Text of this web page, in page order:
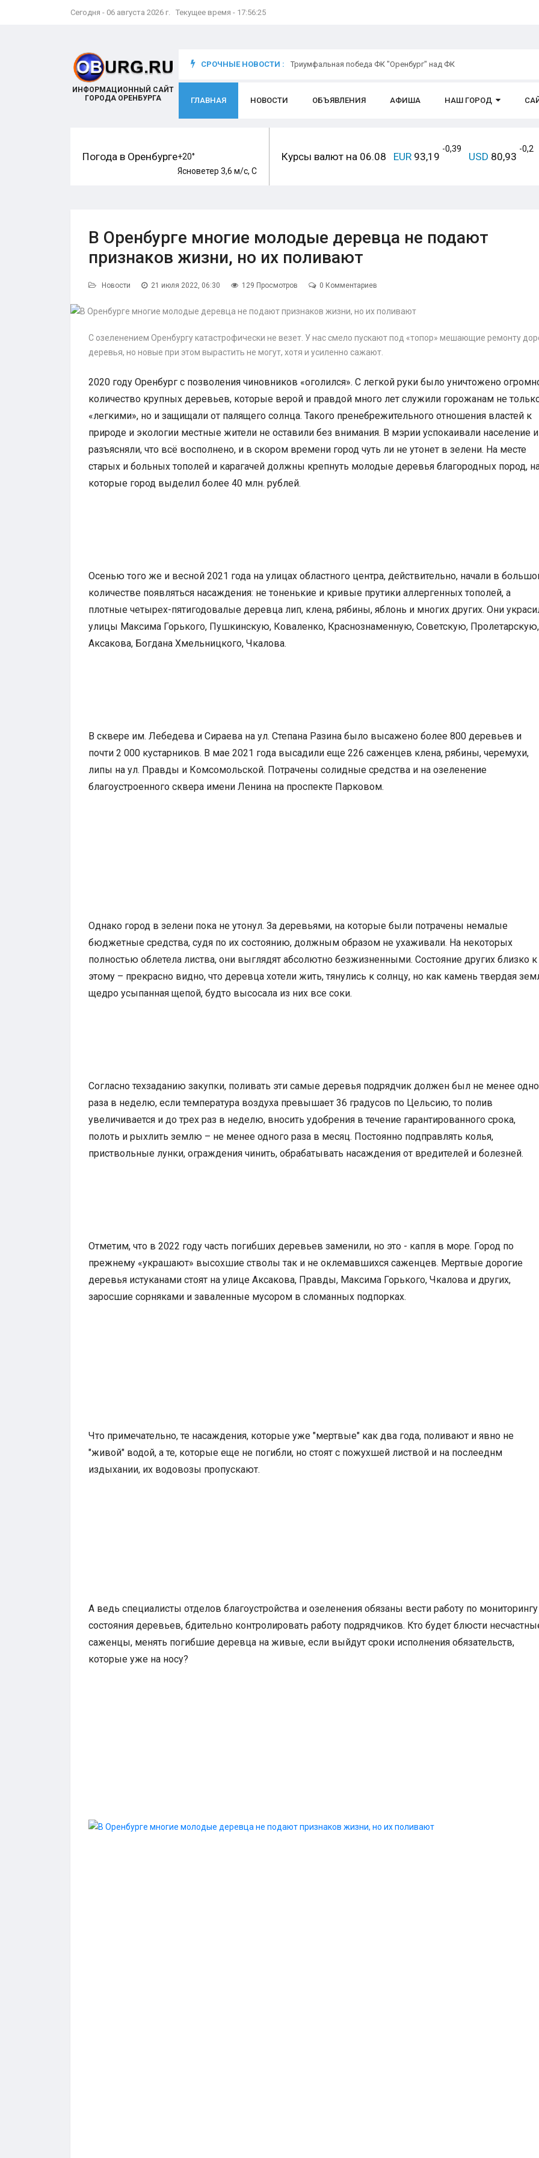
Сегодня - 06 августа 2026 г. Текущее время - 17:56:26
ИНФОРМАЦИОННЫЙ САЙТ
ГОРОДА ОРЕНБУРГА
СРОЧНЫЕ НОВОСТИ :
происходит с игроком Триумфальная победа ФК "Оренбург" над ФК
ГЛАВНАЯ НОВОСТИ ОБЪЯВЛЕНИЯ АФИША НАШ ГОРОД
Погода в Оренбурге+20°
Ясноветер 3,6 м/с, С
Курсы валют на 06.08 EUR 93,19
-0,39
USD 80,93
-0,2
В Оренбурге многие молодые деревца не подают
признаков жизни, но их поливают
Новости 21 июля 2022, 06:30 129 Просмотров 0 Комментариев
С озеленением Оренбургу катастрофически не везет. У нас смело пускают под «топор» мешающие ремонту
деревья, но новые при этом вырастить не могут, хотя и усиленно сажают.
2020 году Оренбург с позволения чиновников «оголился». С легкой руки было уничтожено
количество крупных деревьев, которые верой и правдой много лет служили горожанам не
«легкими», но и защищали от палящего солнца. Такого пренебрежительного отношения властей к
природе и экологии местные жители не оставили без внимания. В мэрии успокаивали население и
разъясняли, что всё восполнено, и в скором времени город чуть ли не утонет в зелени. На месте
старых и больных тополей и карагачей должны крепнуть молодые деревья благородных пород,
которые город выделил более 40 млн. рублей.
Осенью того же и весной 2021 года на улицах областного центра, действительно, начали в
количестве появляться насаждения: не тоненькие и кривые прутики аллергенных тополей, а
плотные четырех-пятигодовалые деревца лип, клена, рябины, яблонь и многих других. Они
улицы Максима Горького, Пушкинскую, Коваленко, Краснознаменную, Советскую, Пролетарскую,
Аксакова, Богдана Хмельницкого, Чкалова.
В сквере им. Лебедева и Сираева на ул. Степана Разина было высажено более 800 деревьев и
почти 2 000 кустарников. В мае 2021 года высадили еще 226 саженцев клена, рябины, черемухи,
липы на ул. Правды и Комсомольской. Потрачены солидные средства и на озеленение
благоустроенного сквера имени Ленина на проспекте Парковом.
Однако город в зелени пока не утонул. За деревьями, на которые были потрачены немалые
бюджетные средства, судя по их состоянию, должным образом не ухаживали. На некоторых
полностью облетела листва, они выглядят абсолютно безжизненными. Состояние других близко к
этому – прекрасно видно, что деревца хотели жить, тянулись к солнцу, но как камень твердая
щедро усыпанная щепой, будто высосала из них все соки.
Согласно техзаданию закупки, поливать эти самые деревья подрядчик должен был не менее
раза в неделю, если температура воздуха превышает 36 градусов по Цельсию, то полив
увеличивается и до трех раз в неделю, вносить удобрения в течение гарантированного срока,
полоть и рыхлить землю – не менее одного раза в месяц. Постоянно подправлять колья,
приствольные лунки, ограждения чинить, обрабатывать насаждения от вредителей и болезней.
Отметим, что в 2022 году часть погибших деревьев заменили, но это - капля в море. Город по
прежнему «украшают» высохшие стволы так и не оклемавшихся саженцев. Мертвые дорогие
деревья истуканами стоят на улице Аксакова, Правды, Максима Горького, Чкалова и других,
заросшие сорняками и заваленные мусором в сломанных подпорках.
Что примечательно, те насаждения, которые уже "мертвые" как два года, поливают и явно не
"живой" водой, а те, которые еще не погибли, но стоят с пожухшей листвой и на послееднм
издыхании, их водовозы пропускают.
А ведь специалисты отделов благоустройства и озеленения обязаны вести работу по мониторингу
состояния деревьев, бдительно контролировать работу подрядчиков. Кто будет блюсти
саженцы, менять погибшие деревца на живые, если выйдут сроки исполнения обязательств,
которые уже на носу?